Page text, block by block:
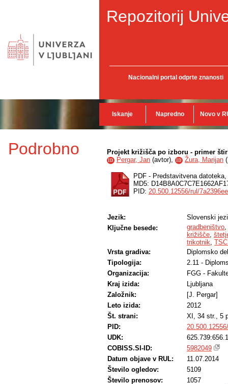
Repozitorij
Nacionalni portal odprte znanosti
Iskanje Napredno Novo v
Podrobno Projekt križišča po izboru - primer
ID Pergar, Jan (avtor), ID Žura, Marijan (
PDF - Predstavitvena datoteka,
MD5:
PID: 20.500.12556/rul/
Jezik:
Slovenski
Ključne besede:
gradbeništvo,
križišče,
trikotnik,
Vrsta gradiva:
Diplomsko
Tipologija:
2.11 -
Organizacija:
FGG -
Kraj izida:
Ljubljana
Založnik:
[J. Pergar]
Leto izida:
2012
Št. strani:
XI, 34 str., 5
PID:
UDK:
COBISS.SI-ID:
5982049
Datum objave v RUL:
11.07.2014
Število ogledov:
5109
Število prenosov:
1057